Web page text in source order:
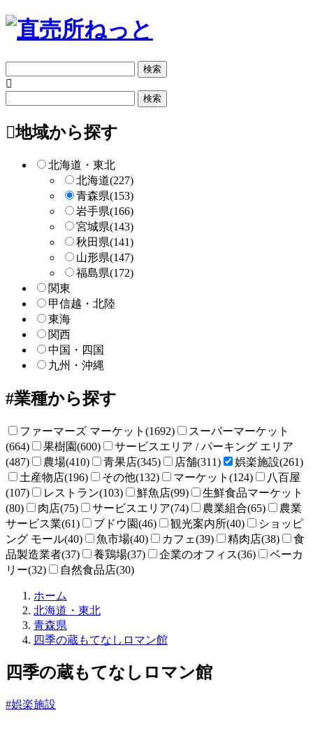
リ
索
ー
検地域から探す
北海道・東北
北海道(227)
青森県(153)
岩手県(166)
宮城県(143)
秋田県(141)
山形県(147)
福島県(172)
関東
甲信越・北陸
東海
関西
中国・四国
九州・沖縄
業種から探す
ファーマーズ マーケット(1692)
スーパーマーケット
(664)
果樹園(600)
サービスエリア / パーキング エリア
(487)
農場(410) 青果店(345) 店舗(311)
娯楽施設(261)
土産物店(196)
その他(132) マーケット(124)
八百屋
(107)
レストラン(103) 鮮魚店(99)
生鮮食品マーケット
(80)
肉店(75) サービスエリア(74) 農業組合(65)
農業
サービス業(61)
ブドウ園(46) 観光案内所(40)
ショッピ
ング モール(40)
魚市場(40) カフェ(39) 精肉店(38)
食
品製造業者(37)
養鶏場(37) 企業のオフィス(36)
ベーカ
リー(32)
自然食品店(30)
ホーム
売
ね
と
北海道・東北
青森県
四季の蔵もてなしロマン館
四季の蔵もてなしロマン館
#娯楽施設